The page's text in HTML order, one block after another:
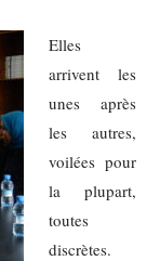
Elles
arrivent les
unes après
les autres,
voilées pour
la plupart,
toutes
discrètes.